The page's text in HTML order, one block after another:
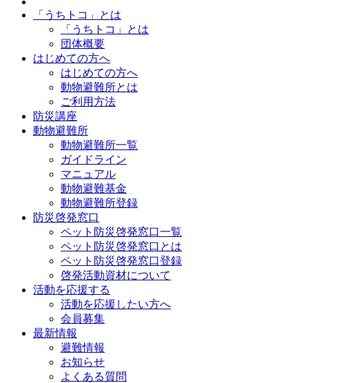
「うちトコ」とは
「うちトコ」とは
団体概要
はじめての方へ
はじめての方へ
動物避難所とは
ご利用方法
防災講座
動物避難所
動物避難所一覧
ガイドライン
マニュアル
動物避難基金
動物避難所登録
防災啓発窓口
ペット防災啓発窓口一覧
ペット防災啓発窓口とは
ペット防災啓発窓口登録
啓発活動資材について
活動を応援する
活動を応援したい方へ
会員募集
最新情報
避難情報
お知らせ
よくある質問